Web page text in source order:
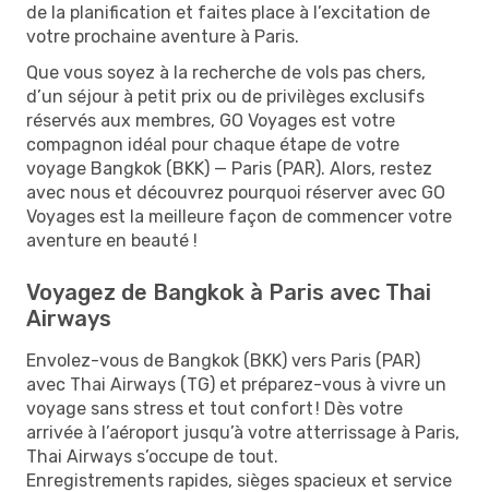
de la planification et faites place à l’excitation de
votre prochaine aventure à Paris.
Que vous soyez à la recherche de vols pas chers,
d’un séjour à petit prix ou de privilèges exclusifs
réservés aux membres, GO Voyages est votre
compagnon idéal pour chaque étape de votre
voyage Bangkok (BKK) — Paris (PAR). Alors, restez
avec nous et découvrez pourquoi réserver avec GO
Voyages est la meilleure façon de commencer votre
aventure en beauté !
Voyagez de Bangkok à Paris avec Thai
Airways
Envolez-vous de Bangkok (BKK) vers Paris (PAR)
avec Thai Airways (TG) et préparez-vous à vivre un
voyage sans stress et tout confort ! Dès votre
arrivée à l’aéroport jusqu’à votre atterrissage à Paris,
Thai Airways s’occupe de tout.
Enregistrements rapides, sièges spacieux et service